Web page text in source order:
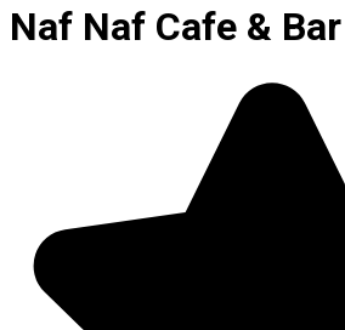
Naf Naf Cafe & Bar